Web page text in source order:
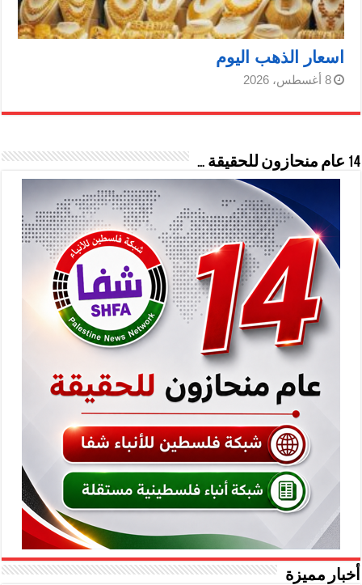
اسعار الذهب اليوم
8 أغسطس، 2026
14 عام منحازون للحقيقة …
أخبار مميزة